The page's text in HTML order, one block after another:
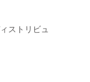
ストリビュ